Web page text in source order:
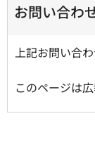
お問い合わ
上記お問い合
このページは